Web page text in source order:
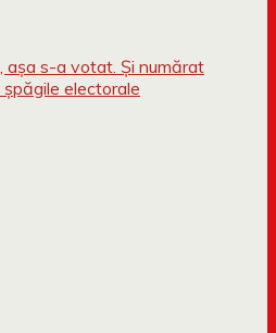
așa s-a votat. Și numărat
electorale